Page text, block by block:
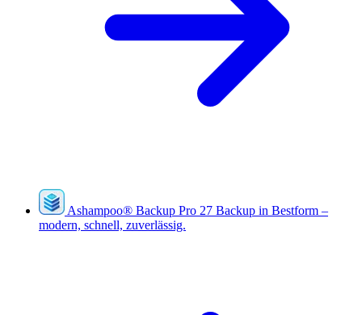
Ashampoo® Backup Pro 27 Backup in Bestform –
modern, schnell, zuverlässig.